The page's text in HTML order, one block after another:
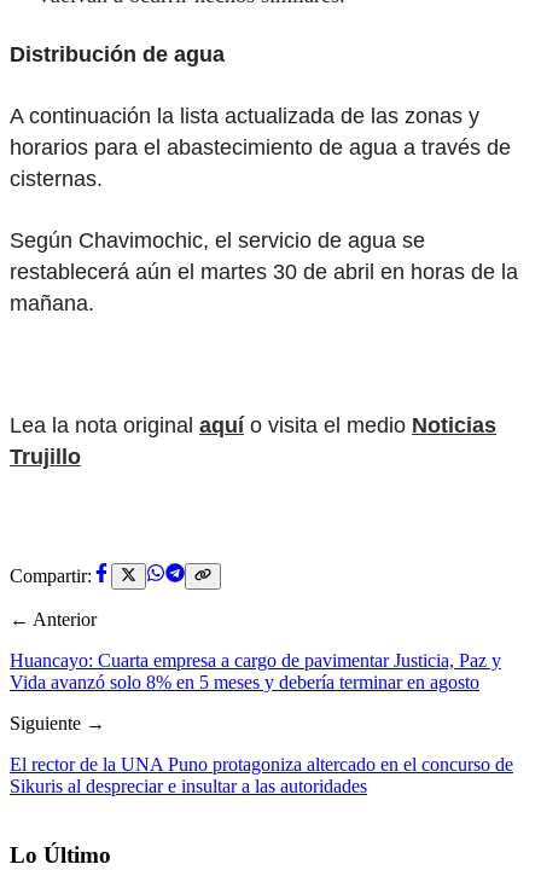
Distribución de agua
A continuación la lista actualizada de las zonas y
horarios para el abastecimiento de agua a través de
cisternas.
Según Chavimochic, el servicio de agua se
restablecerá aún el martes 30 de abril en horas de la
mañana.
Lea la nota original aquío visita el medio Noticias
Trujillo
Compartir:
← Anterior
Huancayo: Cuarta empresa a cargo de pavimentar Justicia, Paz y
Vida avanzó solo 8% en 5 meses y debería terminar en agosto
Siguiente →
El rector de la UNA Puno protagoniza altercado en el concurso de
Sikuris al despreciar e insultar a las autoridades
Lo Último